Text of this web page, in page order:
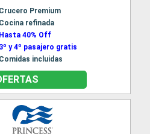
Crucero Premium
Cocina refinada
Hasta 40% Off
3º y 4º pasajero gratis
Comidas incluidas